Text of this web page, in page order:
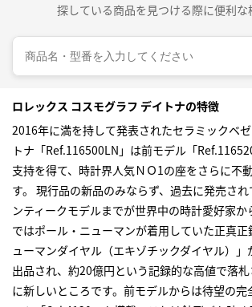
探している商品を見つける際に便利な
ロレックス コスモグラフ デイトナの特徴
2016年に満を持して発表されたセラミックベ
トナ「Ref.116500LN」は前モデル「
支持を得て、時計界人気ＮＯ1の座をさらに不
す。 現行品の新品のみならず、過去に発売さ
ンティークモデルまでが世界中の時計愛好家
ではポール・ニューマンが着用していた正真
ューマンダイヤル（エキゾチックダイヤル）」
出品され、約20億円という記録的な高値で落
に新しいところです。前モデルからは待望の完